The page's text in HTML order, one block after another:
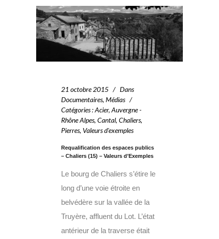
21 octobre 2015
Dans
Documentaires, Médias
Catégories:Acier, Auvergne -
Rhône Alpes, Cantal, Chaliers,
Pierres, Valeurs d'exemples
Requalification des espaces publics
– Chaliers (15) – Valeurs d’Exemples
Le bourg de Chaliers s’étire le
long d’une voie étroite en
belvédère sur la vallée de la
Truyère, affluent du Lot. L’état
antérieur de la traverse était